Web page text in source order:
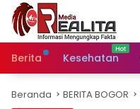
Langsung
konten
Berita
Kesehatan
Beranda BERITA BOGOR